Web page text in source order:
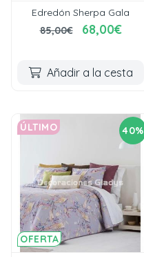
Edredón Sherpa Gala
85,00€
68,00€
Añadir a la cesta
40%
OFERTA
ÚLTIMO